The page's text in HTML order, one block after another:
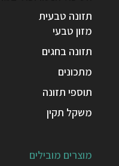
תזונה טבעית
מזון טבעי
תזונה בחגים
מתכונים
תוספי תזונה
משקל תקין
מוצרים מובילים